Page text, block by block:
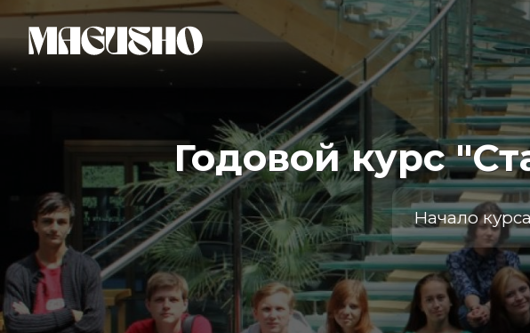
Годовой курс
Начало